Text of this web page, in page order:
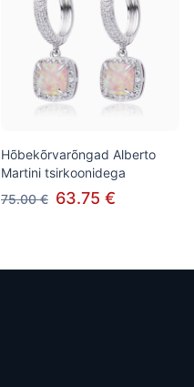
Hõbekõrvarõngad Alberto
Martini tsirkoonidega
75.00 € 63.75 €